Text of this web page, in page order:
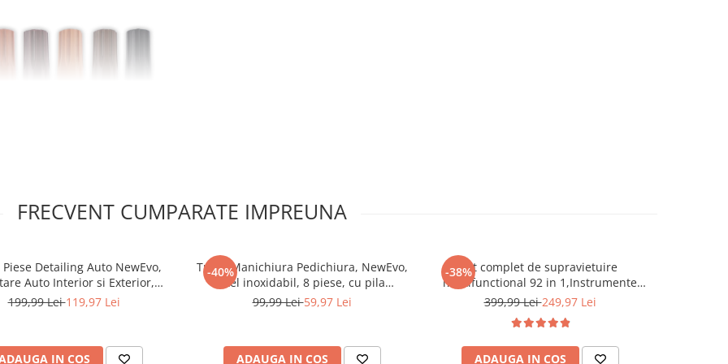
FRECVENT CUMPARATE IMPREUNA
Piese Detailing Auto NewEvo,
Auto Interior si Exterior,
Transport si Depozitare Inclusa,
199,99 Lei119,97 Lei
IN COS
-40%
Trusa Manichiura Pedichiura, NewEvo,
otel inoxidabil, 8 piese, cu pila
,unghiera, cleste cuticule, impingator
99,99 Lei59,97 Lei
ADAUGA IN COS
-38%Kit complet de supravietuire
multifunctional 92 in 1,Instrumente
profesionale multifunctionale,
aventuri in aer liber, Negru
399,99 Lei249,97 Lei
ADAUGA IN COS